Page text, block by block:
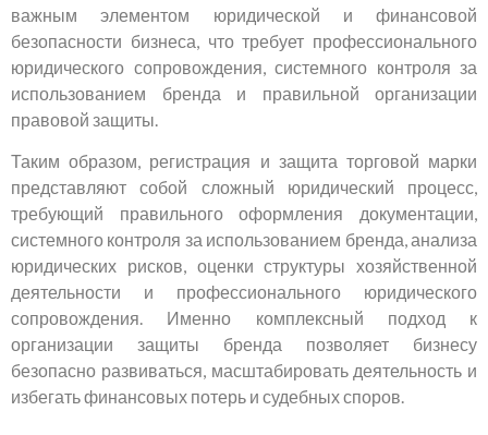
важным элементом юридической и финансовой
безопасности бизнеса, что требует профессионального
юридического сопровождения, системного контроля за
использованием бренда и правильной организации
правовой защиты.
Таким образом, регистрация и защита торговой марки
представляют собой сложный юридический процесс,
требующий правильного оформления документации,
системного контроля за использованием бренда, анализа
юридических рисков, оценки структуры хозяйственной
деятельности и профессионального юридического
сопровождения. Именно комплексный подход к
организации защиты бренда позволяет бизнесу
безопасно развиваться, масштабировать деятельность и
избегать финансовых потерь и судебных споров.